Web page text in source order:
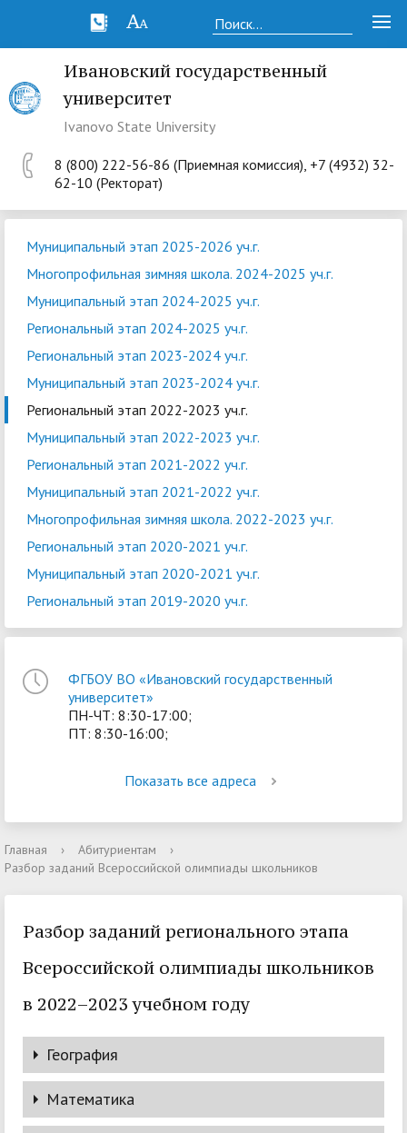
Ивановский государственный
университет
Ivanovo State University
8 (800) 222-56-86 (Приемная комиссия), +7 (4932) 32-
62-10 (Ректорат)
Муниципальный этап 2025-2026 уч.г.
Многопрофильная зимняя школа. 2024-2025 уч.г.
Муниципальный этап 2024-2025 уч.г.
Региональный этап 2024-2025 уч.г.
Региональный этап 2023-2024 уч.г.
Муниципальный этап 2023-2024 уч.г.
Региональный этап 2022-2023 уч.г.
Муниципальный этап 2022-2023 уч.г.
Региональный этап 2021-2022 уч.г.
Муниципальный этап 2021-2022 уч.г.
Многопрофильная зимняя школа. 2022-2023 уч.г.
Региональный этап 2020-2021 уч.г.
Муниципальный этап 2020-2021 уч.г.
Региональный этап 2019-2020 уч.г.
ФГБОУ ВО «Ивановский государственный
университет»
ПН-ЧТ: 8:30-17:00;
ПТ: 8:30-16:00;
Показать все адреса
Главная › Абитуриентам
›
Разбор заданий Всероссийской олимпиады школьников
Разбор заданий регионального этапа
Всероссийской олимпиады школьников
в 2022–2023 учебном году
География
Математика